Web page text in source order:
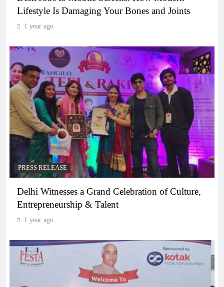
Lifestyle Is Damaging Your Bones and Joints
1 year ago
PRESS RELEASE
Delhi Witnesses a Grand Celebration of Culture,
Entrepreneurship & Talent
1 year ago